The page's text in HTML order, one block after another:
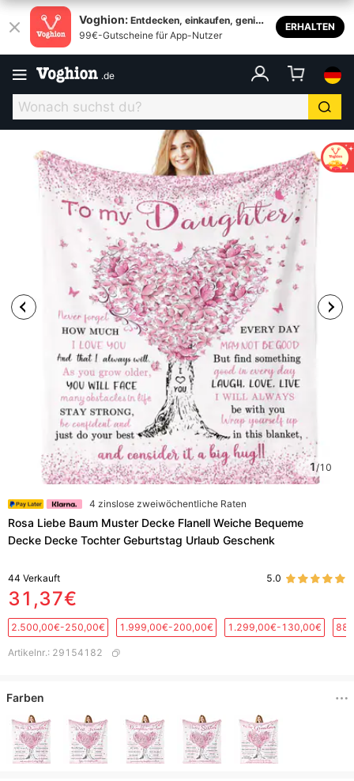
Voghion: Entdecken, einkaufen, genieß
en
99€-Gutscheine für App-Nutzer
ERHALTEN
.de
1/10
4 zinslose zweiwöchentliche Raten
Rosa Liebe Baum Muster Decke Flanell Weiche Bequeme
Decke Decke Tochter Geburtstag Urlaub Geschenk
44 Verkauft 5.0
31,37€
2.500,00€-250,00€ 1.999,00€-200,00€ 1.299,00€-130,00€
Artikelnr.: 29154182
Farben